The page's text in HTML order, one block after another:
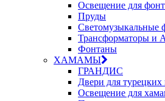
Освещение для
Пруды
Светомузыкальные
Трансформаторы и
Фонтаны
ХАМАМЫ
ГРАНДИС
Двери для
Освещение для